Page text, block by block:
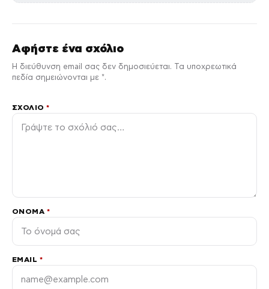
Αφήστε ένα σχόλιο
Η διεύθυνση email σας δεν δημοσιεύεται. Τα υποχρεωτικά
πεδία σημειώνονται με *.
ΣΧΌΛΙΟ*
ΌΝΟΜΑ *
EMAIL *